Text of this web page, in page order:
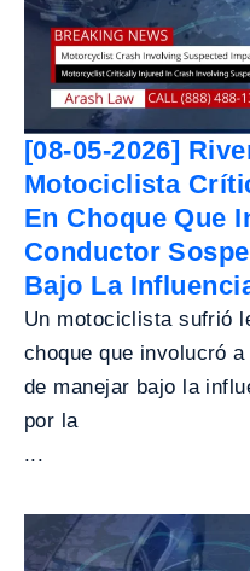
[08-05-2026]
Motociclista
En Choque Que
Conductor
Bajo La
Un motociclista sufrió
choque que involucró
de manejar bajo la
por la
...